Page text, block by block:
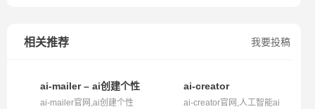
我要投稿
相关推荐
ai-mailer – ai创建个性化和专业的电子邮件
ai-mailer官网,ai创建个性
ai-creator
ai-creator官网,人工智能ai